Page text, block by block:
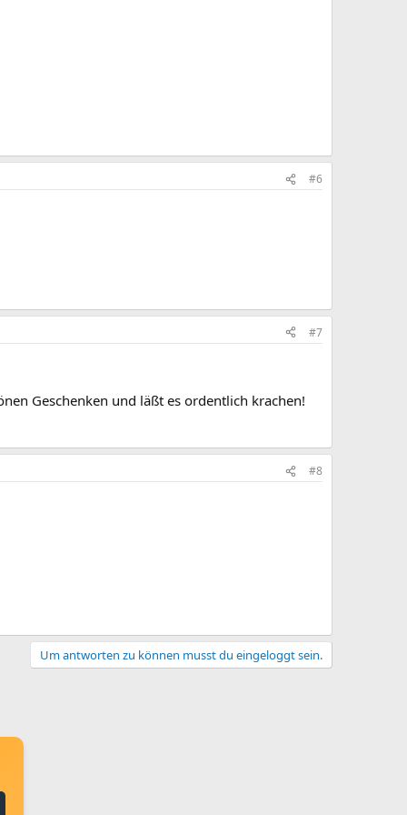
#6
#7
Geschenken und läßt es ordentlich krachen!
#8
Um antworten zu können musst du eingeloggt sein.